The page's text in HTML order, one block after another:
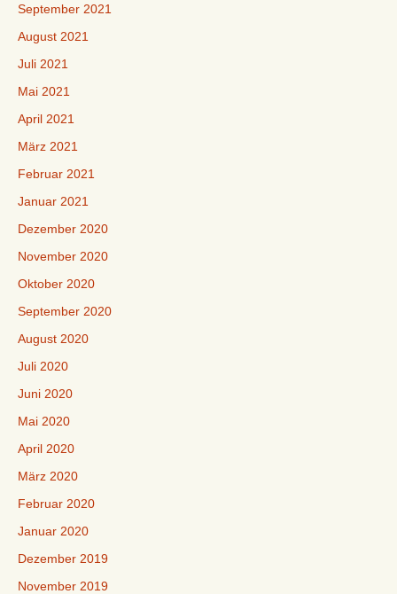
September 2021
August 2021
Juli 2021
Mai 2021
April 2021
März 2021
Februar 2021
Januar 2021
Dezember 2020
November 2020
Oktober 2020
September 2020
August 2020
Juli 2020
Juni 2020
Mai 2020
April 2020
März 2020
Februar 2020
Januar 2020
Dezember 2019
November 2019